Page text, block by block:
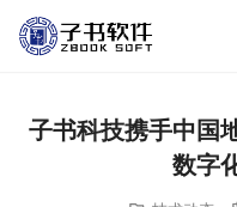
子书科技携手中国
数字